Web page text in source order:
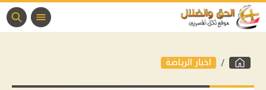
اخبار الرياضة